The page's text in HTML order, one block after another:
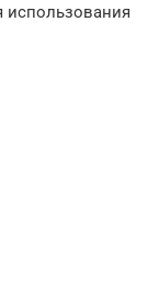
использования